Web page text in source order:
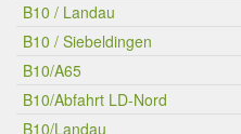
B10 / Landau
B10 / Siebeldingen
B10/A65
B10/Abfahrt LD-Nord
B10/Landau